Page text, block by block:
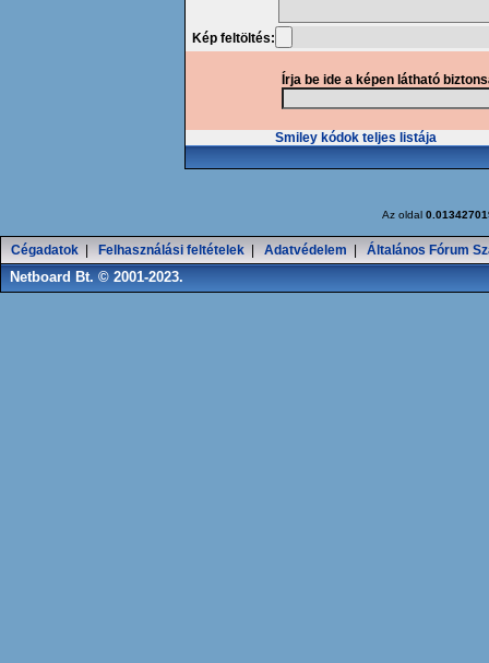
Kép feltöltés:
Írja be ide a képen látható
Smiley kódok teljes listája
Az oldal
Cégadatok Felhasználási feltételek Adatvédelem Általános Fórum
Netboard Bt. © 2001-2023.